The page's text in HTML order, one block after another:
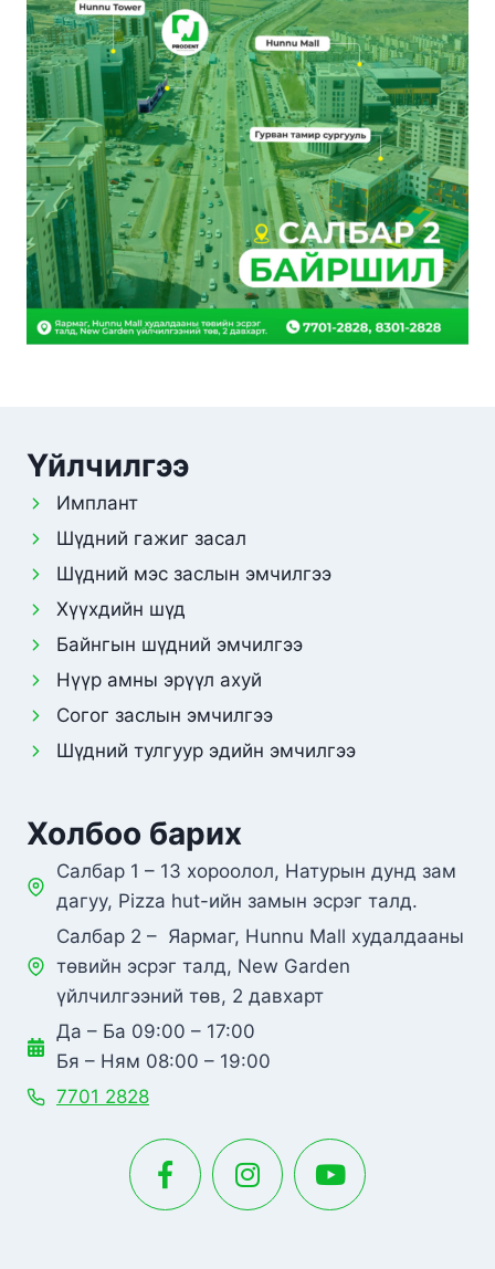
Үйлчилгээ
Имплант
Шүдний гажиг засал
Шүдний мэс заслын эмчилгээ
Хүүхдийн шүд
Байнгын шүдний эмчилгээ
Нүүр амны эрүүл ахуй
Согог заслын эмчилгээ
Шүдний тулгуур эдийн эмчилгээ
Холбоо барих
Салбар 1 – 13 хороолол, Натурын дунд зам
дагуу, Pizza hut-ийн замын эсрэг талд.
Салбар 2 – Яармаг, Hunnu Mall худалдааны
төвийн эсрэг талд, New Garden
үйлчилгээний төв, 2 давхарт
Да – Ба 09:00 – 17:00
Бя – Ням 08:00 – 19:00
7701 2828